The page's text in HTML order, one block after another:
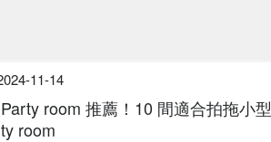
11-14
room 推薦！10 間適合拍拖小型
room